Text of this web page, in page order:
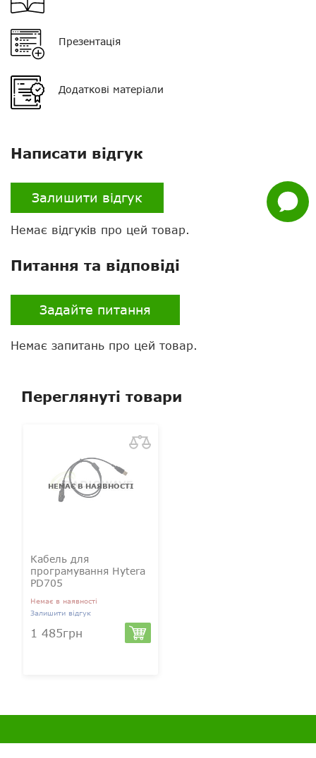
Задати
питання
Презентація
Додаткові матеріали
Написати відгук
Залишити відгук
Немає відгуків про цей товар.
Питання та відповіді
Задайте питання
Немає запитань про цей товар.
Переглянуті товари
НЕМАЄ В НАЯВНОСТІ
Кабель для
програмування Hytera
PD705
Немає в наявності
Залишити відгук
1 485грн